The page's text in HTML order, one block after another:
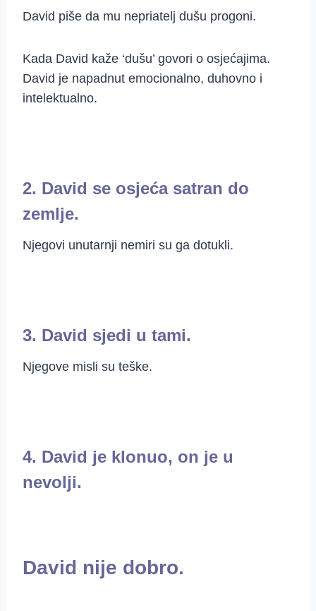
David piše da mu nepriatelj dušu progoni.
Kada David kaže ‘dušu’ govori o osjećajima.
David je napadnut emocionalno, duhovno i
intelektualno.
2. David se osjeća satran do
zemlje.
Njegovi unutarnji nemiri su ga dotukli.
3. David sjedi u tami.
Njegove misli su teške.
4. David je klonuo, on je u
nevolji.
David nije dobro.